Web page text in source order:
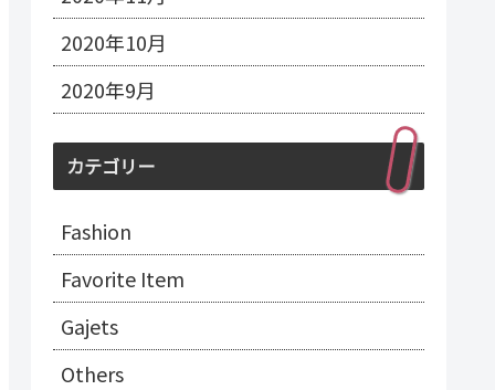
2020年10月
2020年9月
カテゴリー
Fashion
Favorite Item
Gajets
Others